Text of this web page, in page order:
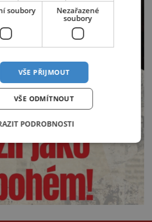
soubory
Nezařazené
soubory
VŠE PŘIJMOUT
VŠE ODMÍTNOUT
PODROBNOSTI